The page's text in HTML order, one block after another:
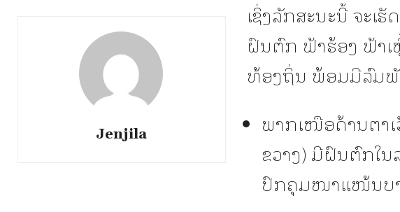
Jenjila
ເຊິ່ງລັກສະນະນີ້ ຈະເ
ຝົນຕົກ ຟ້າຮ້ອງ ຟ້າ
ທ້ອງຖິ່ນ ພ້ອມມີລົມພັ
ພາກເໜືອດ້ານຕາ
ຂວາງ) ມີຝົນຕົກໃນ
ປົກຄຸມໜາແໜ້ນບາ